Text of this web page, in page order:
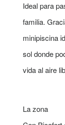
Ideal para
familia.
minipiscina
sol donde
vida al aire
La zona